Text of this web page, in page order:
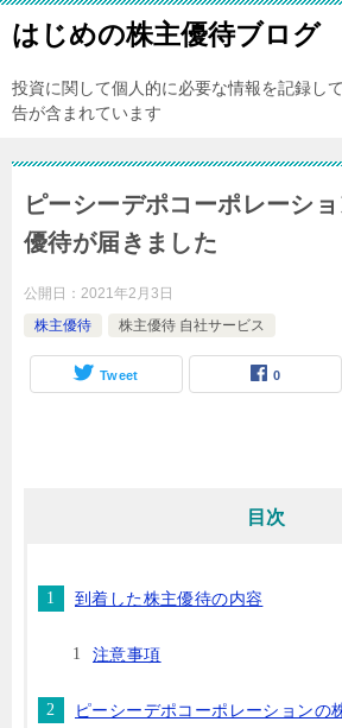
はじめの株主優待ブログ
投資に関して個人的に必要な情報を記録し
告が含まれています
ピーシーデポコーポレーシ
優待が届きました
公開日： 2021年2月3日
株主優待
株主優待 自社サービス
Tweet 0
目次
到着した株主優待の内容
注意事項
ピーシーデポコーポレーションの